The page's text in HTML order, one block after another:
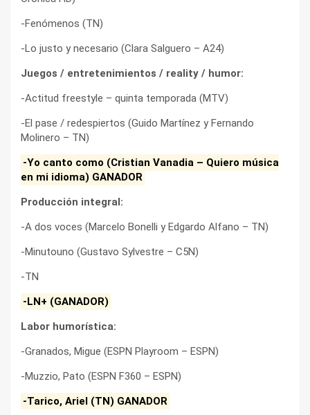
-Fenómenos (TN)
-Lo justo y necesario (Clara Salguero – A24)
Juegos / entretenimientos / reality / humor:
-Actitud freestyle – quinta temporada (MTV)
-El pase / redespiertos (Guido Martínez y Fernando
Molinero – TN)
-Yo canto como (Cristian Vanadia – Quiero música
en mi idioma) GANADOR
Producción integral:
-A dos voces (Marcelo Bonelli y Edgardo Alfano – TN)
-Minutouno (Gustavo Sylvestre – C5N)
-TN
-LN+ (GANADOR)
Labor humorística:
-Granados, Migue (ESPN Playroom – ESPN)
-Muzzio, Pato (ESPN F360 – ESPN)
-Tarico, Ariel (TN) GANADOR